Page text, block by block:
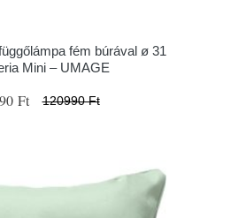
fém búrával ø 31
Mini – UMAGE
Ft 120990 Ft